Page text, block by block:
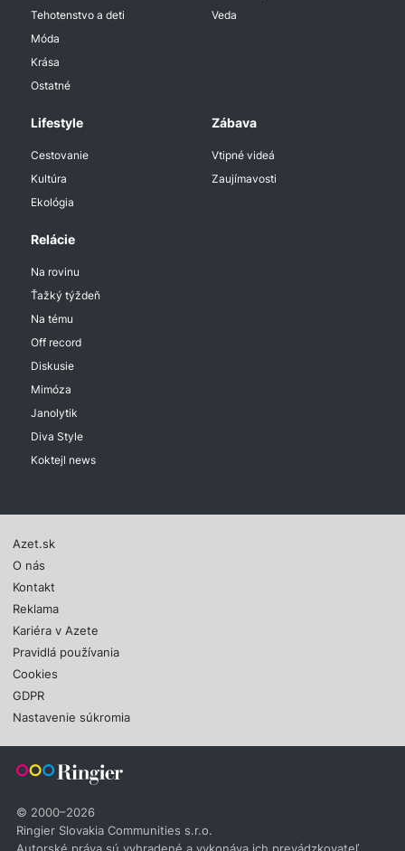
Tehotenstvo a deti
Móda
Krása
Ostatné
Veda
Lifestyle
Cestovanie
Kultúra
Ekológia
Zábava
Vtipné videá
Zaujímavosti
Relácie
Na rovinu
Ťažký týždeň
Na tému
Off record
Diskusie
Mimóza
Janolytik
Diva Style
Koktejl news
Azet.sk
O nás
Kontakt
Reklama
Kariéra v Azete
Pravidlá používania
Cookies
GDPR
Nastavenie súkromia
© 2000–2026
Ringier Slovakia Communities s.r.o.